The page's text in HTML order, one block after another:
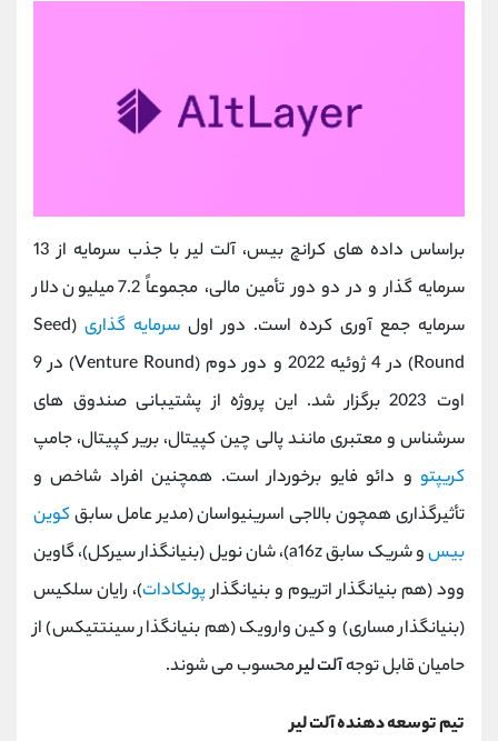
براساس داده ‌های کرانچ ‌بیس، آلت ‌لیر با جذب سرمایه از 13
سرمایه ‌گذار و در دو دور تأمین مالی، مجموعاً 7.2 میلیون دلار
سرمایه جمع‌ آوری کرده است. دور اول سرمایه‌ گذاری (Seed
Round) در 4 ژوئیه 2022 و دور دوم (Venture Round) در 9
اوت 2023 برگزار شد. این پروژه از پشتیبانی صندوق‌ های
سرشناس و معتبری مانند پالی ‌چین کپیتال، بریر کپیتال، جامپ
کریپتو و دائو فایو برخوردار است. همچنین افراد شاخص و
تأثیرگذاری همچون بالاجی اسرینیواسان (مدیر عامل سابقکوین
‌بیس
و شریک سابق a16z)، شان نویل (بنیانگذار سیرکل)، گاوین
وود (هم‌ بنیانگذار اتریوم و بنیانگذارپولکادات)، رایان سلکیس
(بنیانگذار مساری) و کین وارویک (هم‌ بنیانگذار سینتتیکس) از
حامیان قابل ‌توجهآلت ‌لیرمحسوب می‌ شوند.
تیم توسعه دهنده آلت لیر